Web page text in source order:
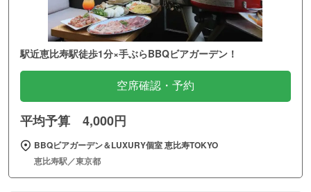
駅近恵比寿駅徒歩1分×手ぶらBBQビアガーデン！
空席確認・予約
平均予算 4,000円
BBQビアガーデン＆LUXURY個室 恵比寿TOKYO
恵比寿駅／東京都